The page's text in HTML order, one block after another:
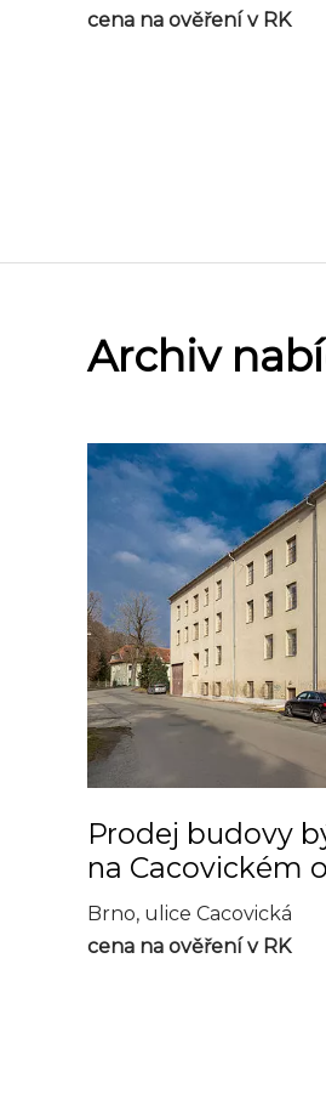
cena na ověření v RK
Archiv
Prodej budovy
na Cacovickém
Brno, ulice Cacovická
cena na ověření v RK